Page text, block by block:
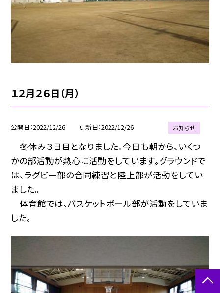
１２月２６日（月）
公開日 2022/12/26 更新日 2022/12/26 お知らせ
冬休み３日目となりました。今日も朝から、いくつ
かの部活動が熱心に活動をしています。グラウンドで
は、ラグビー部の合同練習と陸上部が活動をしてい
ました。
体育館では、バスケットボール部が活動をしていま
した。